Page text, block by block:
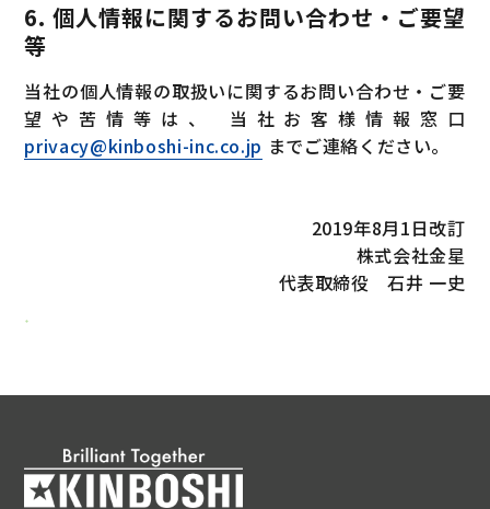
6. 個人情報に関するお問い合わせ・ご要望
等
当社の個人情報の取扱いに関するお問い合わせ・ご要
望や苦情等は、 当社お客様情報窓口
privacy@kinboshi-inc.co.jp までご連絡ください。
2019年8月1日改訂
株式会社金星
代表取締役 石井 一史